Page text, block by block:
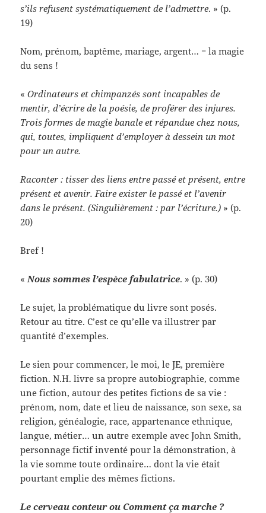
s’ils refusent systématiquement de l’admettre. » (p.
19)
Nom, prénom, baptême, mariage, argent… = la magie
du sens !
«Ordinateurs et chimpanzés sont incapables de
mentir, d’écrire de la poésie, de proférer des injures.
Trois formes de magie banale et répandue chez nous,
qui, toutes, impliquent d’employer à dessein un mot
pour un autre.
Raconter : tisser des liens entre passé et présent, entre
présent et avenir. Faire exister le passé et l’avenir
dans le présent. (Singulièrement : par l’écriture.) » (p.
20)
Bref !
« Nous sommes l’espèce fabulatrice. » (p. 30)
Le sujet, la problématique du livre sont posés.
Retour au titre. C’est ce qu’elle va illustrer par
quantité d’exemples.
Le sien pour commencer, le moi, le JE, première
fiction. N.H. livre sa propre autobiographie, comme
une fiction, autour des petites fictions de sa vie :
prénom, nom, date et lieu de naissance, son sexe, sa
religion, généalogie, race, appartenance ethnique,
langue, métier… un autre exemple avec John Smith,
personnage fictif inventé pour la démonstration, à
la vie somme toute ordinaire… dont la vie était
pourtant emplie des mêmes fictions.
Le cerveau conteur ou Comment ça marche ?